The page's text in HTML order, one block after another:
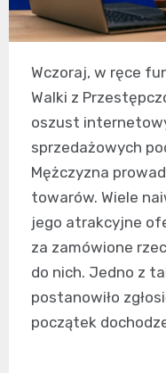
Wczoraj, w ręce
Walki z
oszust
sprzedażowych
Mężczyzna
towarów. Wiele
jego atrakcyjne
za zamówione
do nich. Jedno z
postanowiło
początek